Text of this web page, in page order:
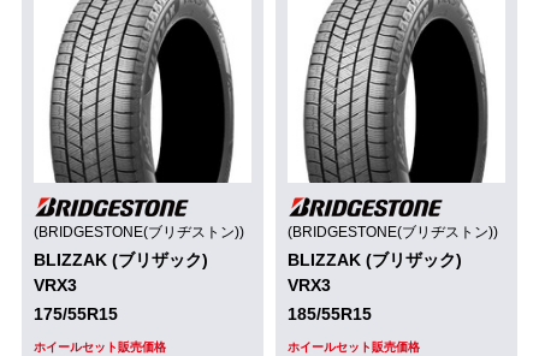
(BRIDGESTONE(ブリヂストン))
BLIZZAK (ブリザック)
VRX3
175/55R15
ホイールセット販売価格
(BRIDGESTONE(ブリヂストン))
BLIZZAK (ブリザック)
VRX3
185/55R15
ホイールセット販売価格